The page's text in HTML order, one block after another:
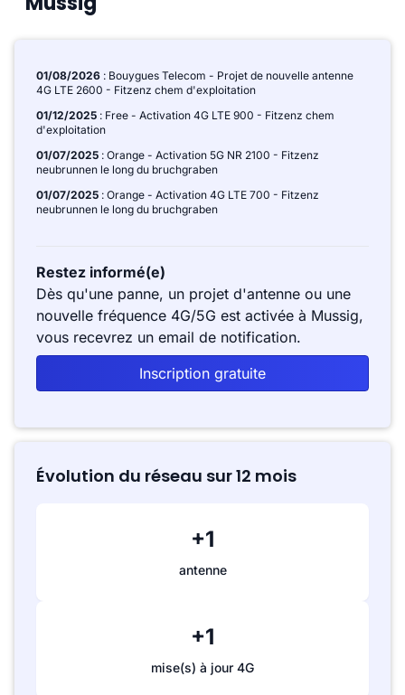
01/08/2026 : Bouygues Telecom - Projet de nouvelle antenne
4G LTE 2600 - Fitzenz chem d'exploitation
01/12/2025 : Free - Activation 4G LTE 900 - Fitzenz chem
d'exploitation
01/07/2025 : Orange - Activation 5G NR 2100 - Fitzenz
neubrunnen le long du bruchgraben
01/07/2025 : Orange - Activation 4G LTE 700 - Fitzenz
neubrunnen le long du bruchgraben
Restez informé(e)
Dès qu'une panne, un projet d'antenne ou une
nouvelle fréquence 4G/5G est activée à Mussig,
vous recevrez un email de notification.
Inscription gratuite
Évolution du réseau sur 12 mois
+1
antenne
+1
mise(s) à jour 4G